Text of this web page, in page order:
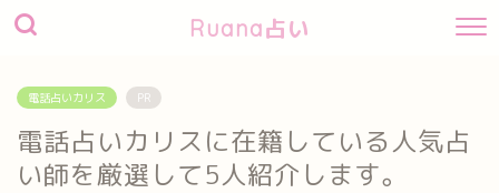
Ruana占い
電話占いカリス PR
電話占いカリスに在籍している人気占
い師を厳選して5人紹介します。